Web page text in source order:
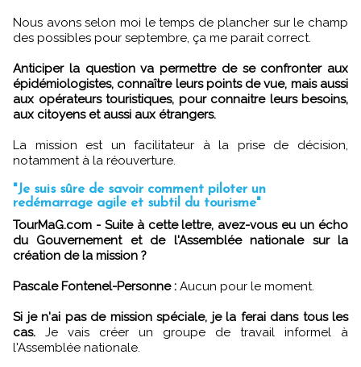
Nous avons selon moi le temps de plancher sur le champ
des possibles pour septembre, ça me parait correct.
Anticiper la question va permettre de se confronter aux
épidémiologistes, connaître leurs points de vue, mais aussi
aux opérateurs touristiques, pour connaitre leurs besoins,
aux citoyens et aussi aux étrangers.
La mission est un facilitateur à la prise de décision,
notamment à la réouverture.
"Je suis sûre de savoir comment piloter un
redémarrage agile et subtil du tourisme"
TourMaG.com - Suite à cette lettre, avez-vous eu un écho
du Gouvernement et de l'Assemblée nationale sur la
création de la mission ?
Pascale Fontenel-Personne : Aucun pour le moment.
Si je n'ai pas de mission spéciale, je la ferai dans tous les
cas. Je vais créer un groupe de travail informel à
l'Assemblée nationale.